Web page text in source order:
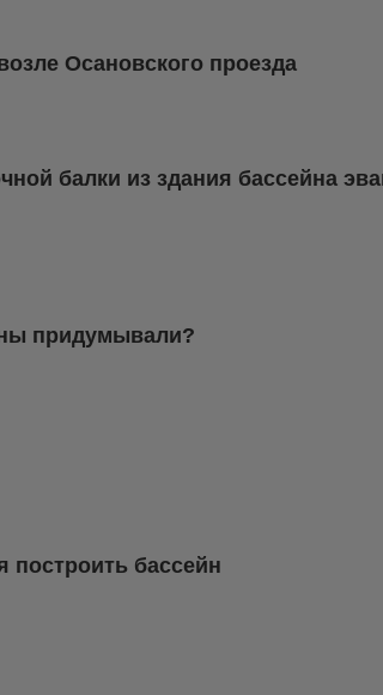
Осановского проезда
балки из здания бассейна
придумывали?
построить бассейн